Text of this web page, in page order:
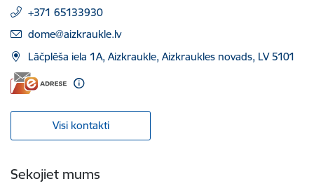
+371 65133930
E-pasts:
dome@aizkraukle.lv
Lāčplēša iela 1A, Aizkraukle, Aizkraukles novads, LV 5101
Visi kontakti
Sekojiet mums